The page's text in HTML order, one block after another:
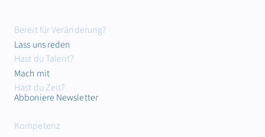
Bereit für Veränderung?
Lass uns reden
Hast du Talent?
Mach mit
Hast du Zeit?
Abboniere Newsletter
Kompetenz